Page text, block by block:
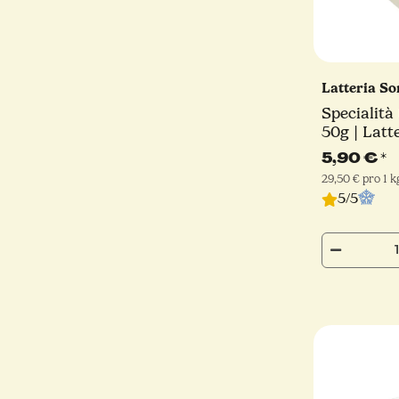
Latteria
50g |
5,90 €*
29,50 € pro 1
5/5